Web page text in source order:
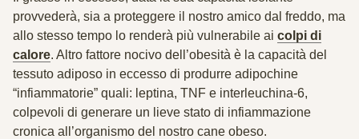
provvederà, sia a proteggere il nostro amico dal freddo, ma
allo stesso tempo lo renderà più vulnerabile ai colpi di
calore. Altro fattore nocivo dell’obesità è la capacità del
tessuto adiposo in eccesso di produrre adipochine
“infiammatorie” quali: leptina, TNF e interleuchina-6,
colpevoli di generare un lieve stato di infiammazione
cronica all’organismo del nostro cane obeso.